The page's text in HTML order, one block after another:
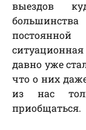
выездов
давно уже
что о них
из нас
приобщаться.